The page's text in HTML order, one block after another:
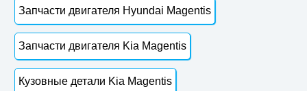
Запчасти двигателя Hyundai Magentis
Запчасти двигателя Kia Magentis
Кузовные детали Kia Magentis